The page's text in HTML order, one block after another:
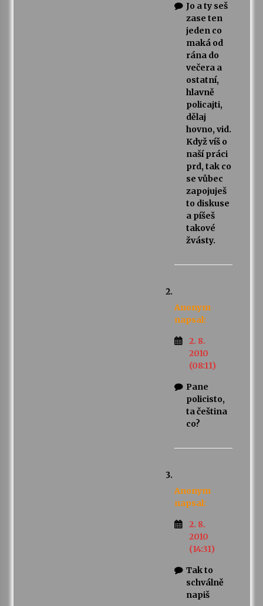
Jo a ty seš
zase ten
jeden co
maká od
rána do
večera a
ostatní,
hlavně
policajti,
dělaj
hovno, vid.
Když víš o
naší práci
prd, tak co
se vůbec
zapojuješ
to diskuse
a píšeš
takové
žvásty.
Anonym
napsal:
2. 8.
2010
(08:11)
Pane
policisto,
ta čeština
co?
Anonym
napsal:
2. 8.
2010
(14:31)
Tak to
schválně
napiš